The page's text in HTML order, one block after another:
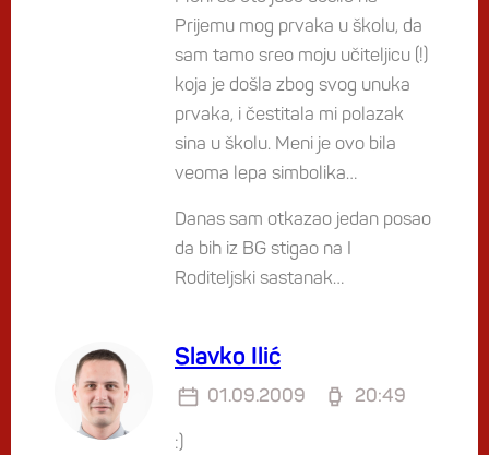
Prijemu mog prvaka u školu, da
sam tamo sreo moju učiteljicu (!)
koja je došla zbog svog unuka
prvaka, i čestitala mi polazak
sina u školu. Meni je ovo bila
veoma lepa simbolika…
Danas sam otkazao jedan posao
da bih iz BG stigao na I
Roditeljski sastanak…
Slavko Ilić
01.09.2009 20:49
:)